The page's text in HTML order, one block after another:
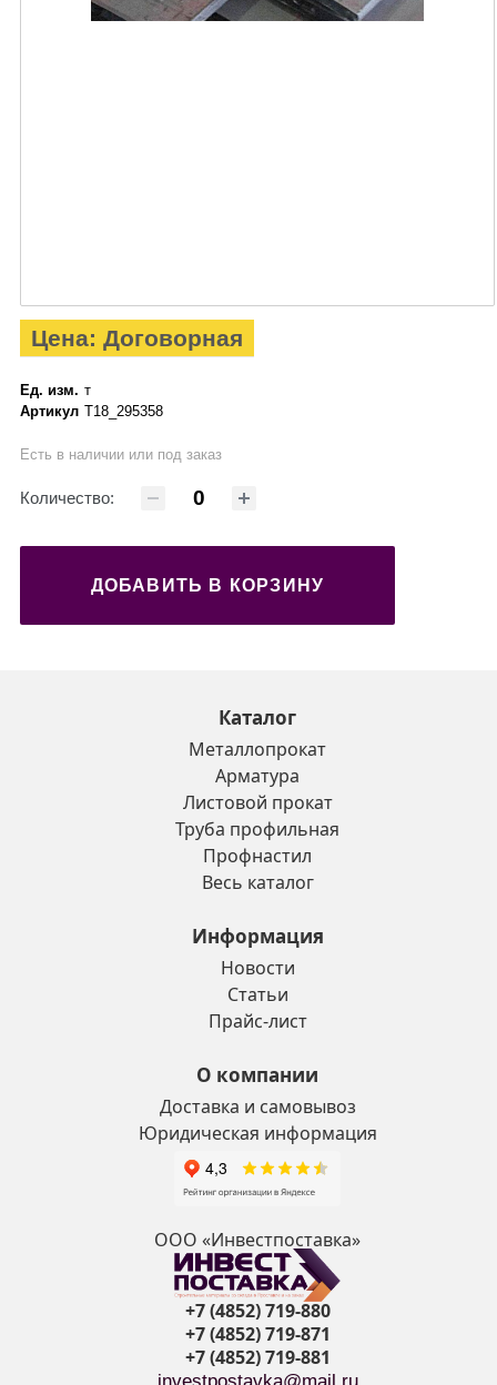
Цена: Договорная
Ед. изм. т
Артикул Т18_295358
Есть в наличии или под заказ
Количество:
ДОБАВИТЬ В КОРЗИНУ
Каталог
Металлопрокат
Арматура
Листовой прокат
Труба профильная
Профнастил
Весь каталог
Информация
Новости
Статьи
Прайс-лист
О компании
Доставка и самовывоз
Юридическая информация
ООО «Инвестпоставка»
+7 (4852) 719-880
+7 (4852) 719-871
+7 (4852) 719-881
investpostavka@mail.ru